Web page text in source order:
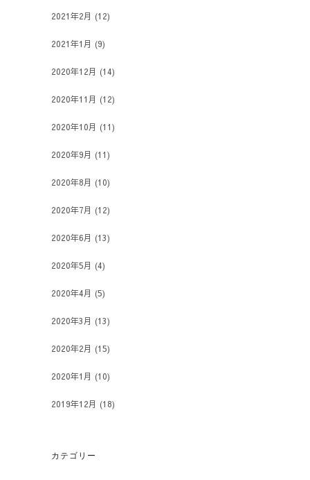
2021年2月 (12)
2021年1月 (9)
2020年12月 (14)
2020年11月 (12)
2020年10月 (11)
2020年9月 (11)
2020年8月 (10)
2020年7月 (12)
2020年6月 (13)
2020年5月 (4)
2020年4月 (5)
2020年3月 (13)
2020年2月 (15)
2020年1月 (10)
2019年12月 (18)
カテゴリー